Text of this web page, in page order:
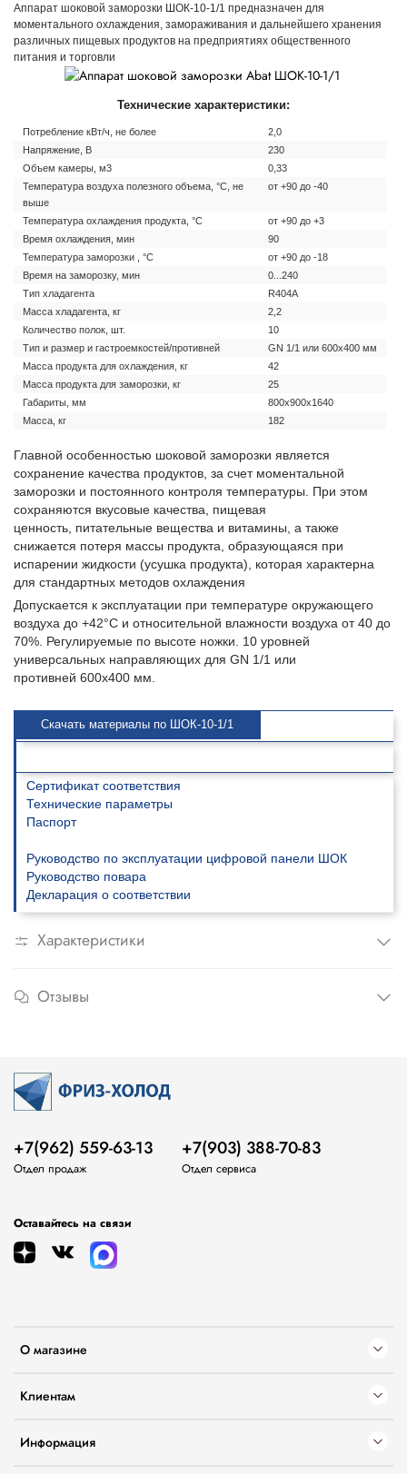
Аппарат шоковой заморозки ШОК-10-1/1 предназначен для
моментального охлаждения, замораживания и дальнейшего хранения
различных пищевых продуктов на предприятиях общественного
питания и торговли
Технические характеристики:
Потребление кВт/ч, не более
2,0
Напряжение, В
230
Объем камеры, м3
0,33
Температура воздуха полезного объема, °С, не
выше
от +90 до -40
Температура охлаждения продукта, °С
от +90 до +3
Время охлаждения, мин
90
Температура заморозки , °С
от +90 до -18
Время на заморозку, мин
0...240
Тип хладагента
R404A
Масса хладагента, кг
2,2
Количество полок, шт.
10
Тип и размер и гастроемкостей/противней
GN 1/1 или 600х400 мм
Масса продукта для охлаждения, кг
42
Масса продукта для заморозки, кг
25
Габариты, мм
800х900х1640
Масса, кг
182
Главной особенностью шоковой заморозки является
сохранение качества продуктов, за счет моментальной
заморозки и постоянного контроля температуры. При этом
сохраняются вкусовые качества, пищевая
ценность, питательные вещества и витамины, а также
снижается потеря массы продукта, образующаяся при
испарении жидкости (усушка продукта), которая характерна
для стандартных методов охлаждения
Допускается к эксплуатации при температуре окружающего
воздуха до +42°С и относительной влажности воздуха от 40 до
70%. Регулируемые по высоте ножки. 10 уровней
универсальных направляющих для GN 1/1 или
противней 600х400 мм.
Скачать материалы по ШОК-10-1/1
Сертификат соответствия
Технические параметры
Паспорт
Руководство по эксплуатации цифровой панели ШОК
Руководство повара
Декларация о соответствии
Характеристики
Отзывы
О магазине
Клиентам
Информация
+7(962) 559-63-13
Отдел продаж
+7(903) 388-70-83
Отдел сервиса
Оставайтесь на связи